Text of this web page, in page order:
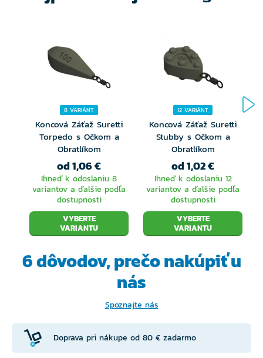
8 VARIÁNT
Koncová Záťaž Suretti
Torpedo s Očkom a
Obratlíkom
od 1,06 €
Ihneď k odoslaniu 8
variantov a ďalšie podľa
dostupnosti
VYBERTE
VARIANTU
12 VARIÁNT
Koncová Záťaž Suretti
Stubby s Očkom a
Obratlíkom
od 1,02 €
Ihneď k odoslaniu 12
variantov a ďalšie podľa
dostupnosti
VYBERTE
VARIANTU
6 dôvodov, prečonakúpiť u
nás
Spoznajte nás
Doprava pri nákupe od 80 € zadarmo